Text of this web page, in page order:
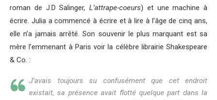
roman de J.D Salinger, L’attrape-coeurs) et une machine à
écrire. Julia a commencé à écrire et à lire à l’âge de cinq ans,
elle n’a jamais arrêté. Son souvenir le plus marquant est sa
mère l’emmenant à Paris voir la célèbre librairie Shakespeare
& Co. :
J’avais toujours su confusément que cet endroit
existait, sa présence avait flotté quelque part dans la